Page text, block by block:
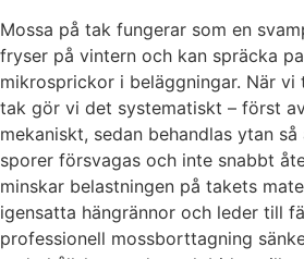
Mossa på tak fungerar som en
fryser på vintern och kan spräcka
mikrosprickor i beläggningar. När
tak gör vi det systematiskt – först
mekaniskt, sedan behandlas ytan
sporer försvagas och inte snabbt
minskar belastningen på takets
igensatta hängrännor och leder till
professionell mossborttagning